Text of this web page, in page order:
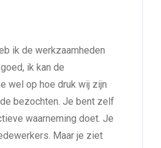
ik de werkzaamheden
ik kan de
wel op hoe druk wij zijn
bezochten. Je bent zelf
waarneming doet. Je
Maar je ziet